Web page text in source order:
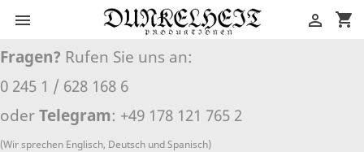
 shopping_cart

Fragen? Rufen Sie uns an:
0 245 1 / 628 168 6
oder Telegram: +49 178 121 765 2
(Wir sprechen Englisch, Deutsch und Spanisch)